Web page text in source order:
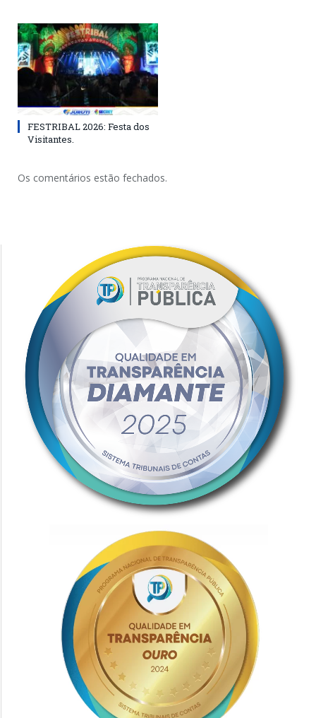
FESTRIBAL 2026: Festa dos
Visitantes.
Os comentários estão fechados.